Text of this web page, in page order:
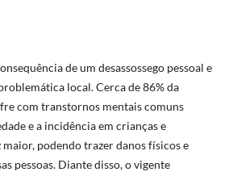
de um desassossego pessoal e
local. Cerca de 86% da
com transtornos mentais comuns
e a incidência em crianças e
maior, podendo trazer danos físicos e
pessoas. Diante disso, o vigente